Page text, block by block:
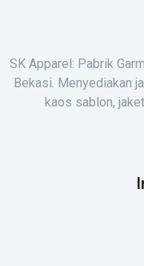
SK Apparel: Pabrik
Bekasi. Menyediakan
kaos sablon,